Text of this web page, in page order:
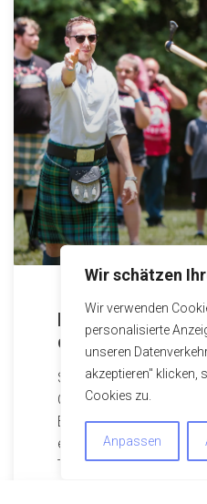
Wir schätzen
Wir verwenden
personalisierte
unseren
akzeptieren" klicken,
Cookies zu.
Anpassen
Highland
der Spur
Schottenrock statt
Games der Hit für Ihren
Betriebsausflug oder
ehrlich, wann haben
Team einen